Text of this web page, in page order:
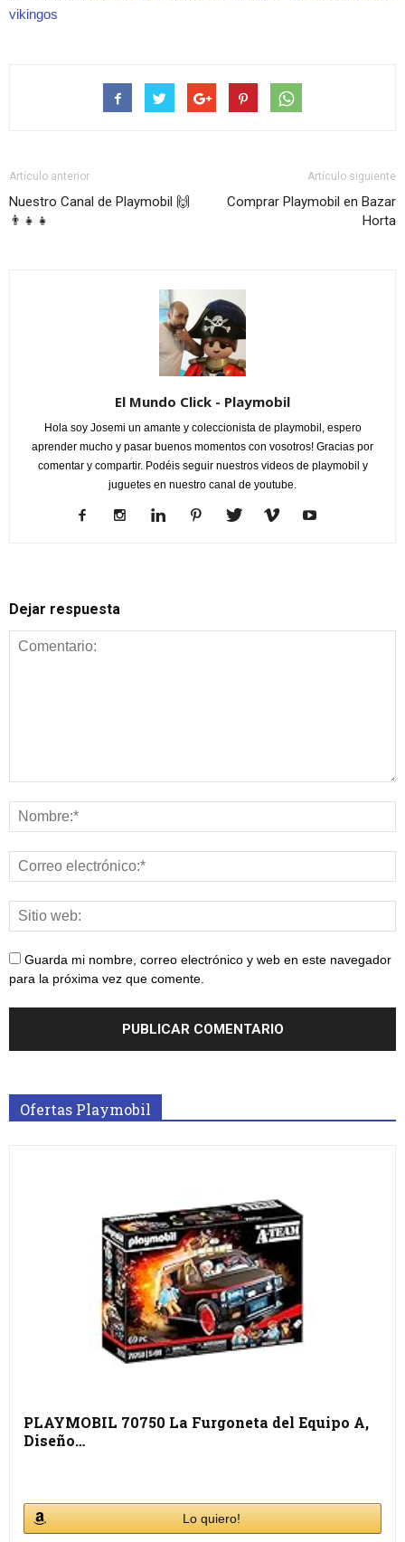
vikingos
Artículo anterior
Nuestro Canal de Playmobil 🙌
👨‍👧‍👧
Artículo siguiente
Comprar Playmobil en Bazar
Horta
El Mundo Click - Playmobil
Hola soy Josemi un amante y coleccionista de playmobil, espero
aprender mucho y pasar buenos momentos con vosotros! Gracias por
comentar y compartir. Podéis seguir nuestros videos de playmobil y
juguetes en nuestro canal de youtube.
Dejar respuesta
Guarda mi nombre, correo electrónico y web en este navegador
para la próxima vez que comente.
Ofertas Playmobil
PLAYMOBIL 70750 La Furgoneta del Equipo A,
Diseño…
Lo quiero!